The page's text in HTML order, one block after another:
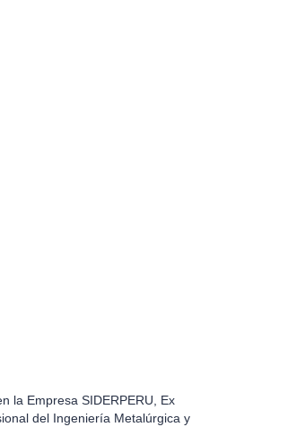
la Empresa SIDERPERU, Ex
del Ingeniería Metalúrgica y